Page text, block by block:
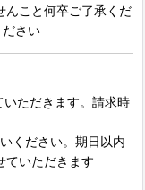
んこと何卒ご了承くだ
さい
ただきます。請求時
ください。期日以内
ていただきます